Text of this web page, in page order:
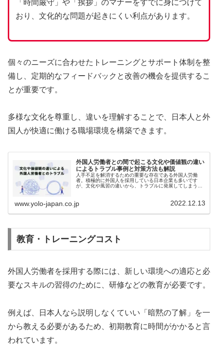
「時間厳守」や「挨拶」のマナーをすでに身につけて
おり、文化的な問題が起きにくい利点があります。
個々のニーズに合わせたトレーニングとサポート体制を整
備し、定期的なフィードバックと改善の機会を提供するこ
とが重要です。
多様な文化を尊重し、違いを理解することで、日本人と外
国人が快適に働ける職場環境を構築できます。
外国人労働者との間で起こる文化や価値観の違い
によるトラブル事例と対策方法も解説
人手不足を解消するための重要な存在である外国人労働
者。積極的に外国人を採用している日本企業も多いです
が、文化や風習の違いから、トラブルに発展してしまうケ
www.yolo-japan.co.jp 2022.12.13
教育・トレーニングコスト
外国人労働者を採用する際には、新しい環境への適応と必
要なスキルの習得のために、研修などの教育が必要です。
例えば、日本人なら説明しなくていい「暗黙の了解」を一
から教える必要があるため、初期教育に時間がかかると言
われています。